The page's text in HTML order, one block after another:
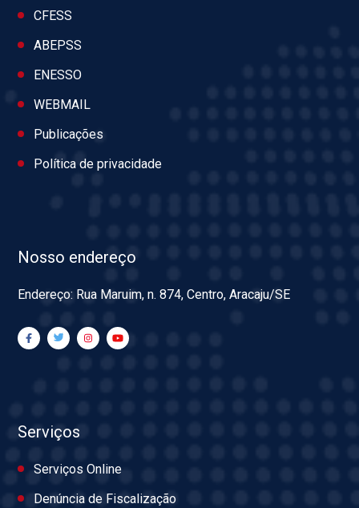
CFESS
ABEPSS
ENESSO
WEBMAIL
Publicações
Política de privacidade
Nosso endereço
Endereço: Rua Maruim, n. 874, Centro, Aracaju/SE
Serviços
Serviços Online
Denúncia de Fiscalização